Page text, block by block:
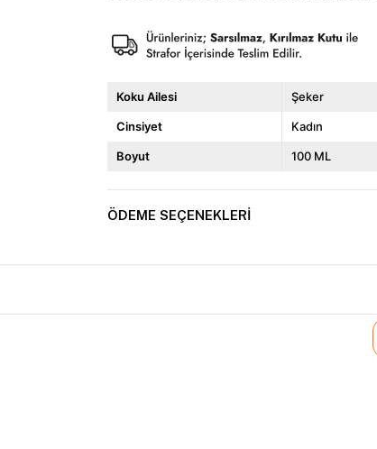
Koku Ailesi Şeker
Cinsiyet Kadın
Boyut 100 ML
ÖDEME SEÇENEKLERI